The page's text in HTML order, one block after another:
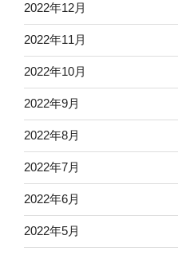
2022年12月
2022年11月
2022年10月
2022年9月
2022年8月
2022年7月
2022年6月
2022年5月